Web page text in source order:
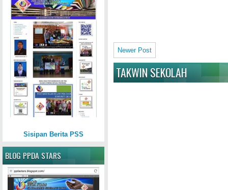
Newer Post
TAKWIN SEKOLAH
Sisipan Berita PSS
BLOG PPDA STARS